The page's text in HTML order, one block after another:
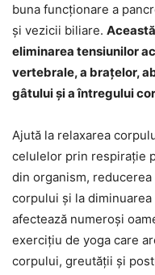
buna funcționare a
și vezicii biliare.
eliminarea tensiunilor
vertebrale, a brațelor,
gâtului și a întregului
Ajută la relaxarea
celulelor prin respirație
din organism,
corpului și la
afectează numeroși
exercițiu de yoga care
corpului, greutății și